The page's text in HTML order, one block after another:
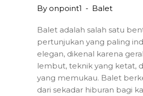
By onpoint1 Balet
Balet adalah salah satu
pertunjukan yang paling
elegan, dikenal karena
lembut, teknik yang ketat,
yang memukau. Balet
dari sekadar hiburan bagi